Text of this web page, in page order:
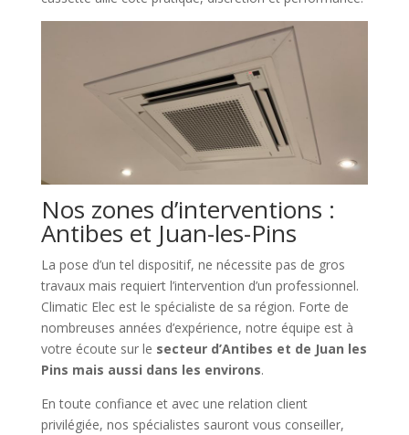
Nos zones d’interventions :
Antibes et Juan-les-Pins
La pose d’un tel dispositif, ne nécessite pas de gros
travaux mais requiert l’intervention d’un professionnel.
Climatic Elec est le spécialiste de sa région. Forte de
nombreuses années d’expérience, notre équipe est à
votre écoute sur le secteur d’Antibes et de Juan les
Pins mais aussi dans les environs.
En toute confiance et avec une relation client
privilégiée, nos spécialistes sauront vous conseiller,